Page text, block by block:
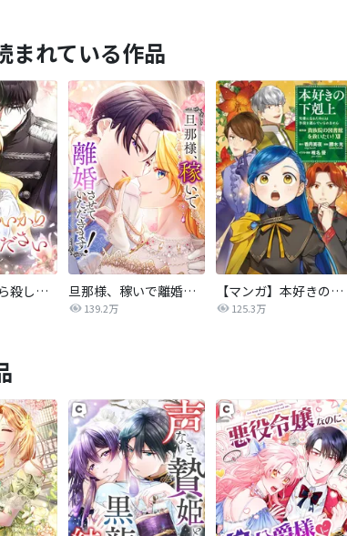
まれている作品
後悔はいいから殺してください 旦那様、稼いで離婚させていただきます！
139.2万
【マンガ】本好きの下剋上 第四部
125.3万